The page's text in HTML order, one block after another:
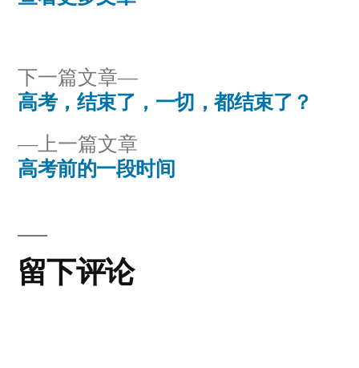
文
章
导
航
上一篇文章
一
高考前的一段时间
下一篇文章
下
一
章：
高考，结束了，一切，都结束了？
留下评论